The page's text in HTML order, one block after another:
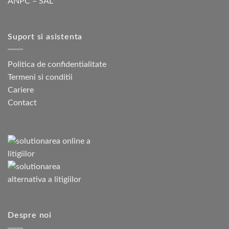
Suport si asistenta
Politica de confidentialitate
Termeni si conditii
Cariere
Contact
Despre noi